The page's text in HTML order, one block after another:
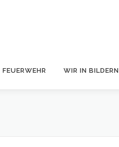
FEUERWEHR WIR IN BILDERN